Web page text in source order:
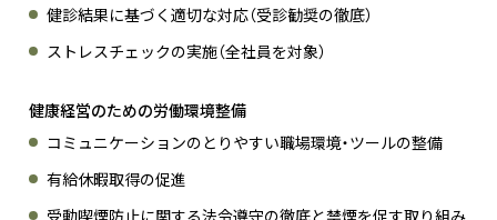
健診結果に基づく適切な対応（受診勧奨の徹底）
ストレスチェックの実施（全社員を対象）
健康経営のための労働環境整備
コミュニケーションのとりやすい職場環境・ツールの整備
有給休暇取得の促進
受動喫煙防止に関する法令遵守の徹底と禁煙を促す取り組み